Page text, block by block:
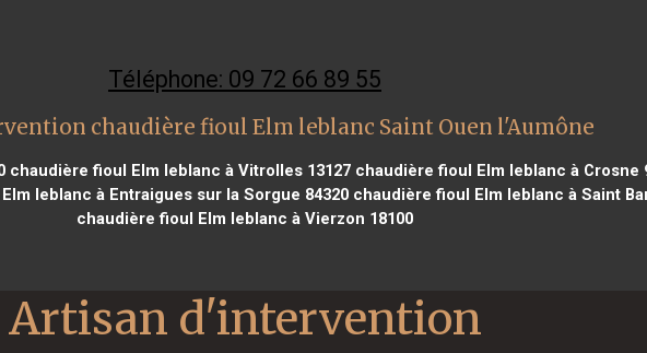
Téléphone: 09 72 66 89 55
chaudière fioul Elm leblanc Saint Ouen l'Aumône
chaudière fioul Elm leblanc à Vitrolles 13127 chaudière fioul Elm leblanc à Crosne
leblanc à Entraigues sur la Sorgue 84320 chaudière fioul Elm leblanc à Saint
chaudière fioul Elm leblanc à Vierzon 18100
Artisan d'intervention